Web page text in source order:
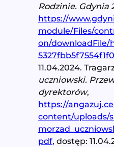
Rodzinie. Gdynia
https://
module/Files/
on/downloadFile/
11.04.2024.
uczniowski.
dyrektorów,
https://
content/uploads/
pdf, dostęp: